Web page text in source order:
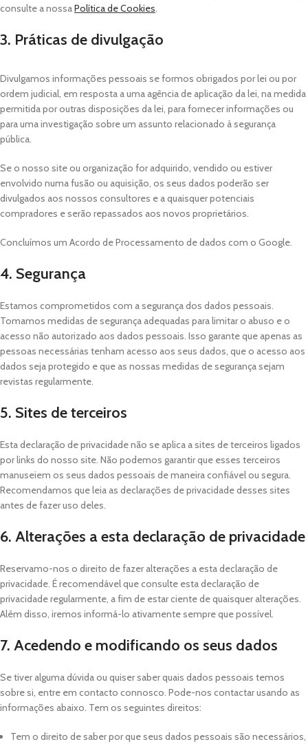
consulte a nossaPolítica de Cookies.
3. Práticas de divulgação
Divulgamos informações pessoais se formos obrigados por lei ou por
ordem judicial, em resposta a uma agência de aplicação da lei, na medida
permitida por outras disposições da lei, para fornecer informações ou
para uma investigação sobre um assunto relacionado à segurança
pública.
Se o nosso site ou organização for adquirido, vendido ou estiver
envolvido numa fusão ou aquisição, os seus dados poderão ser
divulgados aos nossos consultores e a quaisquer potenciais
compradores e serão repassados ​​aos novos proprietários.
Concluímos um Acordo de Processamento de dados com o Google.
4. Segurança
Estamos comprometidos com a segurança dos dados pessoais.
Tomamos medidas de segurança adequadas para limitar o abuso e o
acesso não autorizado aos dados pessoais. Isso garante que apenas as
pessoas necessárias tenham acesso aos seus dados, que o acesso aos
dados seja protegido e que as nossas medidas de segurança sejam
revistas regularmente.
5. Sites de terceiros
Esta declaração de privacidade não se aplica a sites de terceiros ligados
por links do nosso site. Não podemos garantir que esses terceiros
manuseiem os seus dados pessoais de maneira confiável ou segura.
Recomendamos que leia as declarações de privacidade desses sites
antes de fazer uso deles.
6. Alterações a esta declaração de privacidade
Reservamo-nos o direito de fazer alterações a esta declaração de
privacidade. É recomendável que consulte esta declaração de
privacidade regularmente, a fim de estar ciente de quaisquer alterações.
Além disso, iremos informá-lo ativamente sempre que possível.
7. Acedendo e modificando os seus dados
Se tiver alguma dúvida ou quiser saber quais dados pessoais temos
sobre si, entre em contacto connosco. Pode-nos contactar usando as
informações abaixo. Tem os seguintes direitos:
Tem o direito de saber por que seus dados pessoais são necessários,